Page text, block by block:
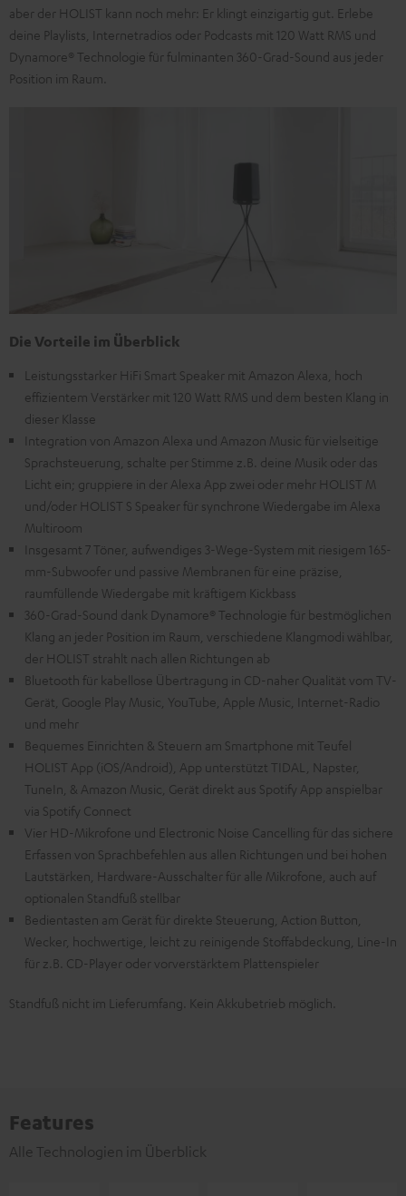
aber der HOLIST kann noch mehr: Er klingt einzigartig gut. Erlebe
deine Playlists, Internetradios oder Podcasts mit 120 Watt RMS und
Dynamore® Technologie für fulminanten 360-Grad-Sound aus jeder
Position im Raum.
Die Vorteile im Überblick
Leistungsstarker HiFi Smart Speaker mit Amazon Alexa, hoch
effizientem Verstärker mit 120 Watt RMS und dem besten Klang in
dieser Klasse
Integration von Amazon Alexa und Amazon Music für vielseitige
Sprachsteuerung, schalte per Stimme z.B. deine Musik oder das
Licht ein; gruppiere in der Alexa App zwei oder mehr HOLIST M
und/oder HOLIST S Speaker für synchrone Wiedergabe im Alexa
Multiroom
Insgesamt 7 Töner, aufwendiges 3-Wege-System mit riesigem 165-
mm-Subwoofer und passive Membranen für eine präzise,
raumfüllende Wiedergabe mit kräftigem Kickbass
360-Grad-Sound dank Dynamore® Technologie für bestmöglichen
Klang an jeder Position im Raum, verschiedene Klangmodi wählbar,
der HOLIST strahlt nach allen Richtungen ab
Bluetooth für kabellose Übertragung in CD-naher Qualität vom TV-
Gerät, Google Play Music, YouTube, Apple Music, Internet-Radio
und mehr
Bequemes Einrichten & Steuern am Smartphone mit Teufel
HOLIST App (iOS/Android), App unterstützt TIDAL, Napster,
TuneIn, & Amazon Music, Gerät direkt aus Spotify App anspielbar
via Spotify Connect
Vier HD-Mikrofone und Electronic Noise Cancelling für das sichere
Erfassen von Sprachbefehlen aus allen Richtungen und bei hohen
Lautstärken, Hardware-Ausschalter für alle Mikrofone, auch auf
optionalen Standfuß stellbar
Bedientasten am Gerät für direkte Steuerung, Action Button,
Wecker, hochwertige, leicht zu reinigende Stoffabdeckung, Line-In
für z.B. CD-Player oder vorverstärktem Plattenspieler
Standfuß nicht im Lieferumfang. Kein Akkubetrieb möglich.
Features
Alle Technologien im Überblick